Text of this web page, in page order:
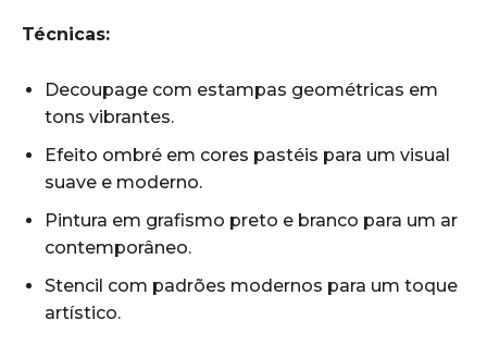
Técnicas:
Decoupage com estampas geométricas em
tons vibrantes.
Efeito ombré em cores pastéis para um visual
suave e moderno.
Pintura em grafismo preto e branco para⁤ um ar
contemporâneo.
Stencil com padrões modernos para‌ um toque
artístico.